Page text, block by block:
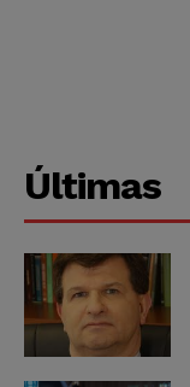
Últimas